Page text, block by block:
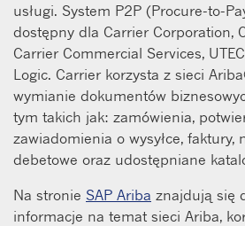
usługi. System P2P (Procure-to-
dostępny dla Carrier Corporation,
Carrier Commercial Services,
Logic. Carrier korzysta z sieci
wymianie dokumentów
tym takich jak: zamówienia,
zawiadomienia o wysyłce, faktury,
debetowe oraz udostępniane
Na stronie SAP Ariba znajdują się
informacje na temat sieci Ariba,